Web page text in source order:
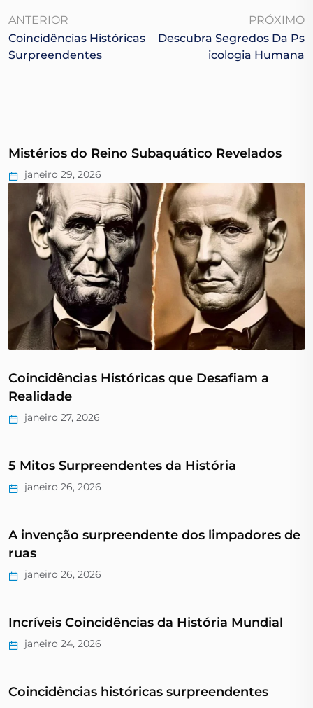
ANTERIOR
Coincidências Históricas
Surpreendentes
PRÓXIMO
Descubra Segredos Da Ps
Icologia Humana
Mistérios do Reino Subaquático Revelados
janeiro 29, 2026
Coincidências Históricas que Desafiam a
Realidade
janeiro 27, 2026
5 Mitos Surpreendentes da História
janeiro 26, 2026
A invenção surpreendente dos limpadores de
ruas
janeiro 26, 2026
Incríveis Coincidências da História Mundial
janeiro 24, 2026
Coincidências históricas surpreendentes